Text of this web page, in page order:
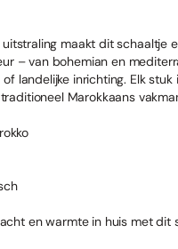
maakt dit schaaltje
– van bohemian en
landelijke inrichting. Elk stuk
Marokkaans
en warmte in huis met dit